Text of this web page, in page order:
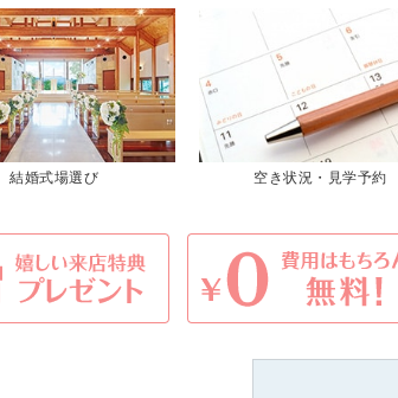
結婚式場選び 空き状況・見学予約